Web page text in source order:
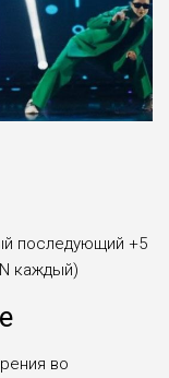
последующий +5
каждый)
во